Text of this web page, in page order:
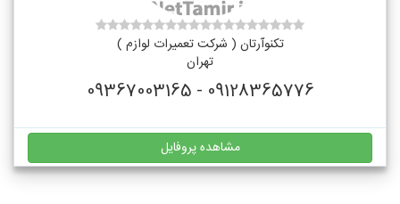
تکنوآرتان ( شرکت تعمیرات لوازم )
تهران
09128365776 - 09367003165
مشاهده پروفایل